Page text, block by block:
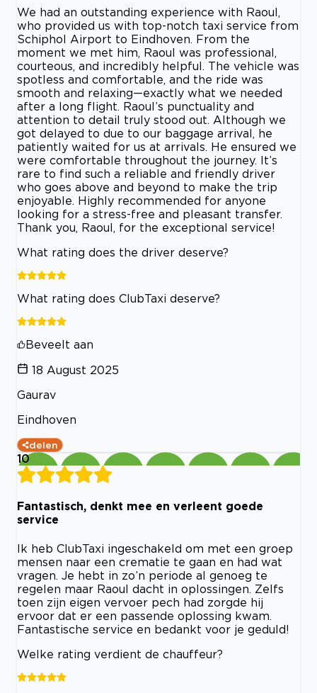
We had an outstanding experience with Raoul,
who provided us with top-notch taxi service from
Schiphol Airport to Eindhoven. From the
moment we met him, Raoul was professional,
courteous, and incredibly helpful. The vehicle was
spotless and comfortable, and the ride was
smooth and relaxing—exactly what we needed
after a long flight. Raoul’s punctuality and
attention to detail truly stood out. Although we
got delayed to due to our baggage arrival, he
patiently waited for us at arrivals. He ensured we
were comfortable throughout the journey. It’s
rare to find such a reliable and friendly driver
who goes above and beyond to make the trip
enjoyable. Highly recommended for anyone
looking for a stress-free and pleasant transfer.
Thank you, Raoul, for the exceptional service!
What rating does the driver deserve?
What rating does ClubTaxi deserve?
Beveelt aan
18 August 2025
Gaurav
Eindhoven
delen
10
Fantastisch, denkt mee en verleent goede
service
Ik heb ClubTaxi ingeschakeld om met een groep
mensen naar een crematie te gaan en had wat
vragen. Je hebt in zo’n periode al genoeg te
regelen maar Raoul dacht in oplossingen. Zelfs
toen zijn eigen vervoer pech had zorgde hij
ervoor dat er een passende oplossing kwam.
Fantastische service en bedankt voor je geduld!
Welke rating verdient de chauffeur?